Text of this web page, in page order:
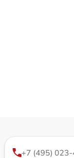
+7 (495)